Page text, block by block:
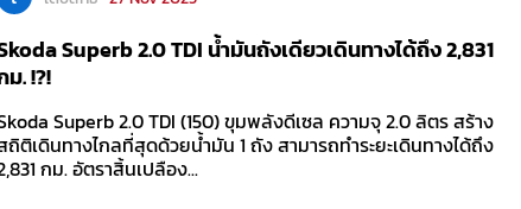
Superb 2.0 TDI น้ำมันถังเดียวเดินทางได้ถึง 2,831
ม. !?!
Superb 2.0 TDI (150) ขุมพลังดีเซล ความจุ 2.0 ลิตร สร้าง
ถิติเดินทางไกลที่สุดด้วยน้ำมัน 1 ถัง สามารถทำระยะเดินทางได้ถึง
กม. อัตราสิ้นเปลือง...